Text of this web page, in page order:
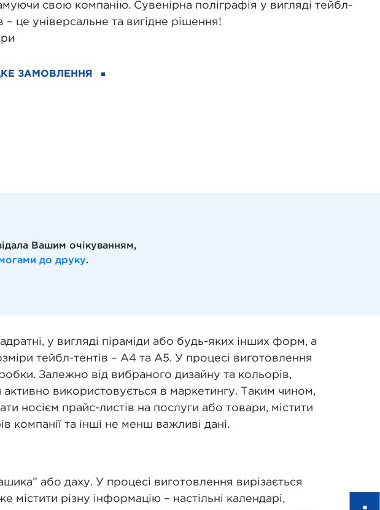
свою компанію. Сувенірна поліграфія у вигляді тейбл-
– це універсальне та вигідне рішення!
ЗАМОВЛЕННЯ
Вашим очікуванням,
до друку.
у вигляді піраміди або будь-яких інших форм, а
тейбл-тентів – А4 та А5. У процесі виготовлення
Залежно від вибраного дизайну та кольорів,
використовується в маркетингу. Таким чином,
носієм прайс-листів на послуги або товари, містити
компанії та інші не менш важливі дані.
або даху. У процесі виготовлення вирізається
різну інформацію – настільні календарі,